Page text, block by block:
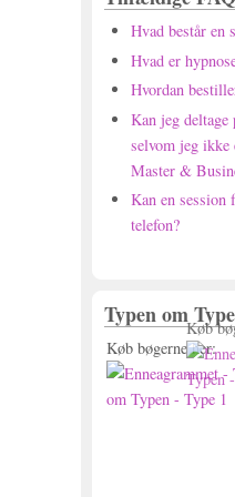
Hvad består en
Hvad er
Hvordan
Kan jeg deltage
selvom jeg ikke
Master &
Kan en session
telefon?
Typen om
Køb bøgerne her: